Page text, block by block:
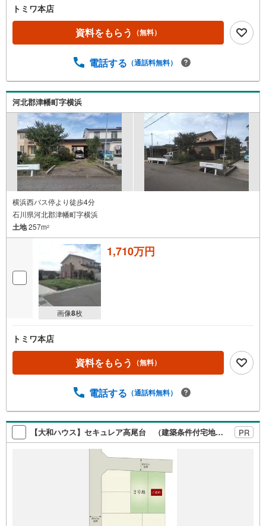
トミワ本店
資料をもらう （無料）
電話する （通話料無料）
河北郡津幡町字横浜
横浜西バス停より徒歩4分
石川県河北郡津幡町字横浜
土地257m2
画像8枚
1,710万円
トミワ本店
資料をもらう （無料）
電話する （通話料無料）
【大和ハウス】セキュレア高尾台 （建築条件付宅地分譲） PR